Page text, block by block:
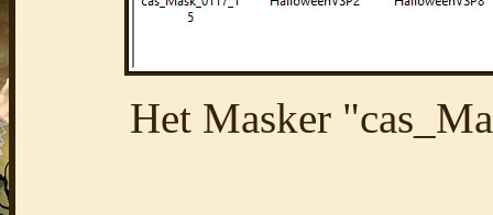
Het Masker